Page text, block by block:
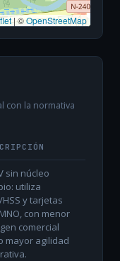
|©OpenStreetMap
con la normativa
sin núcleo
utiliza
HSS y tarjetas
con menor
comercial
mayor agilidad